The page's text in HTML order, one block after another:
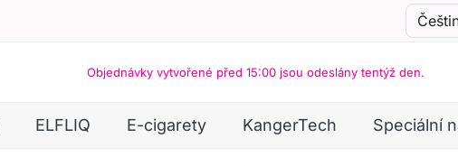
Objednávky vytvořené před 15:00 jsou odeslány tentýž den.
ELFLIQ E-cigarety KangerTech Speciální